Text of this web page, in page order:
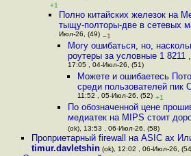
+1
Полно китайских железок на
тыщу-полторы-две в сетевых
Июл-26, (49) –1
Могу ошибаться, но,
роутеры за условные 1 8211
17:05 , 04-Июл-26, (51)
Можете и ошибаетесь
среди пользователей пик
11:52 , 05-Июл-26, (52) +1
По обозначенной цене
медиатек на MIPS стоит
(ok), 13:53 , 06-Июл-26, (58)
Проприетарный firewall на ASIC ах
timur.davletshin(ok), 12:02 , 06-Июл-26,